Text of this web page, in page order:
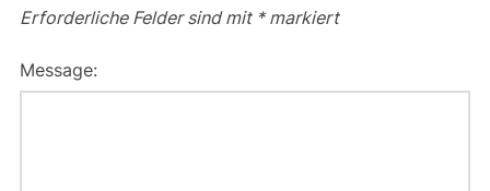
Erforderliche Felder sind mit *markiert
Message: